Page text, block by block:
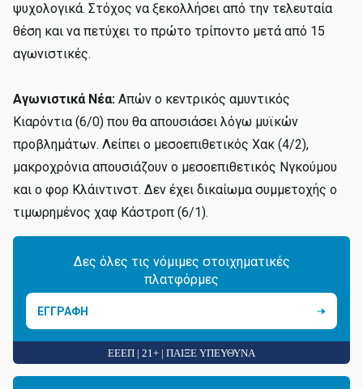
ψυχολογικά. Στόχος να ξεκολλήσει από την τελευταία
θέση και να πετύχει το πρώτο τρίποντο μετά από 15
αγωνιστικές.
Αγωνιστικά Νέα: Απών ο κεντρικός αμυντικός
Κιαρόντια (6/0) που θα απουσιάσει λόγω μυϊκών
προβλημάτων. Λείπει ο μεσοεπιθετικός Χακ (4/2),
μακροχρόνια απουσιάζουν ο μεσοεπιθετικός Νγκούμου
και ο φορ Κλάιντινστ. Δεν έχει δικαίωμα συμμετοχής ο
τιμωρημένος χαφ Κάστροπ (6/1).
Δες όλες τις νόμιμες στοιχηματικές
πλατφόρμες
ΕΓΓΡΑΦΗ
ΕΕΕΠ | 21+ | ΠΑΙΞΕ ΥΠΕΥΘΥΝΑ